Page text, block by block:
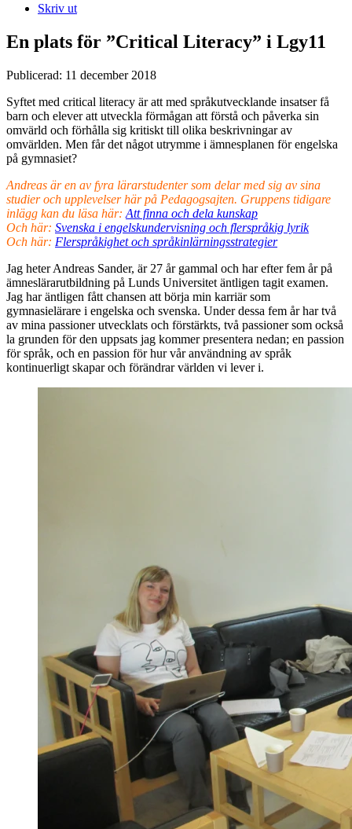
Skriv ut
En plats för ”Critical Literacy” i Lgy11
Publicerad: 11 december 2018
Syftet med critical literacy är att med språkutvecklande insatser få
barn och elever att utveckla förmågan att förstå och påverka sin
omvärld och förhålla sig kritiskt till olika beskrivningar av
omvärlden. Men får det något utrymme i ämnesplanen för engelska
på gymnasiet?
Andreas är en av fyra lärarstudenter som delar med sig av sina
studier och upplevelser här på Pedagogsajten. Gruppens tidigare
inlägg kan du läsa här: Att finna och dela kunskap
Och här: Svenska i engelskundervisning och flerspråkig lyrik
Och här: Flerspråkighet och språkinlärningsstrategier
Jag heter Andreas Sander, är 27 år gammal och har efter fem år på
ämneslärarutbildning på Lunds Universitet äntligen tagit examen.
Jag har äntligen fått chansen att börja min karriär som
gymnasielärare i engelska och svenska. Under dessa fem år har två
av mina passioner utvecklats och förstärkts, två passioner som också
la grunden för den uppsats jag kommer presentera nedan; en passion
för språk, och en passion för hur vår användning av språk
kontinuerligt skapar och förändrar världen vi lever i.